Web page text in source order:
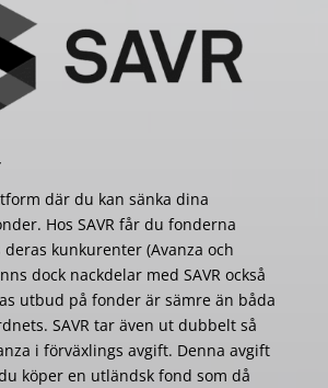
där du kan sänka dina
Hos SAVR får du fonderna
kunkurenter (Avanza och
dock nackdelar med SAVR också
utbud på fonder är sämre än båda
SAVR tar även ut dubbelt så
i förväxlings avgift. Denna avgift
köper en utländsk fond som då